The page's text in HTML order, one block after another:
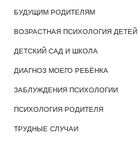
БУДУЩИМ РОДИТЕЛЯМ
ВОЗРАСТНАЯ ПСИХОЛОГИЯ ДЕТЕЙ
ДЕТСКИЙ САД И ШКОЛА
ДИАГНОЗ МОЕГО РЕБЁНКА
ЗАБЛУЖДЕНИЯ ПСИХОЛОГИИ
ПСИХОЛОГИЯ РОДИТЕЛЯ
ТРУДНЫЕ СЛУЧАИ